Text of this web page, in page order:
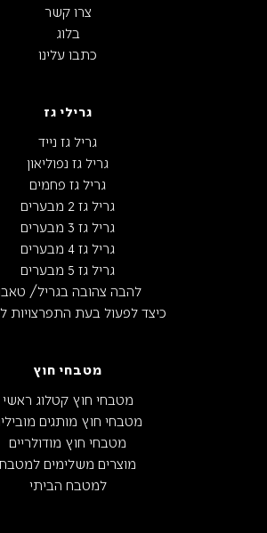
צרו קשר
בלוג
כתבו עלינו
גרילי גז
גריל גז נייד
גריל גז נפוליאון
גריל גז פחמים
גריל גז 2 מבערים
גריל גז 3 מבערים
גריל גז 4 מבערים
גריל גז 5 מבערים
להבה צהובה בגריל/
כיצד לפעול בעת התפרצויות
מטבחי חוץ
מטבחי חוץ קטלוג ראשי
מטבחי חוץ מותגים
מטבחי חוץ מודולריים
מוצרים משלימים למטבח
למטבח הביתי